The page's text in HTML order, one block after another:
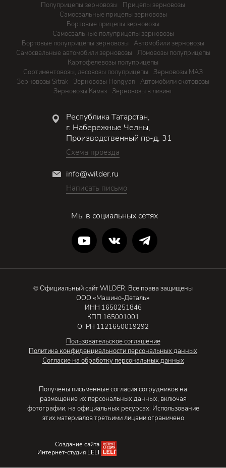
Полуприцепы зерновозы
Прицепы зерновозы
Самосвальные прицепы зерновозы
Бортовые прицепы зерновозы
Самосвальные полуприцепы зерновозы
Бортовые полуприцепы зерновозы
Автомобили зерновозы
Самосвальные автомобили зерновозы
Ломовозы полуприцепы
Картофелевозы полуприцепы
Сортиментовозы, лесовозы полуприцепы
Зерновозы МАЗ
Зерновозы Sitrak
Зерновозы Hongyan
Автомобили скотовозы
Зерновозы Камаз
Зерновозы в лизинг
Республика Татарстан,
г. Набережные Челны,
Производственный пр-д, 31
Схема проезда
info@wilder.ru
Написать письмо
Мы в социальных сетях
© Официальный сайт WILDER. Все права защищены
ООО «Машино-Деталь»
ИНН 1650251846
КПП 165001001
ОГРН 1121650019292
Пользовательское соглашение
Политика конфиденциальности персональных данных
Согласие на обработку персональных данных
Получены письменные согласия сотрудников на
размещение их персональных данных, включая
фотографии, на официальных ресурсах. Использование
этих материалов третьими лицами ограничено
Создание сайта
Интернет-студия LELI